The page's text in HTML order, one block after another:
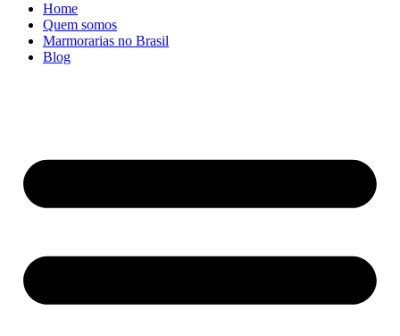
Home
Quem somos
Marmorarias no Brasil
Blog